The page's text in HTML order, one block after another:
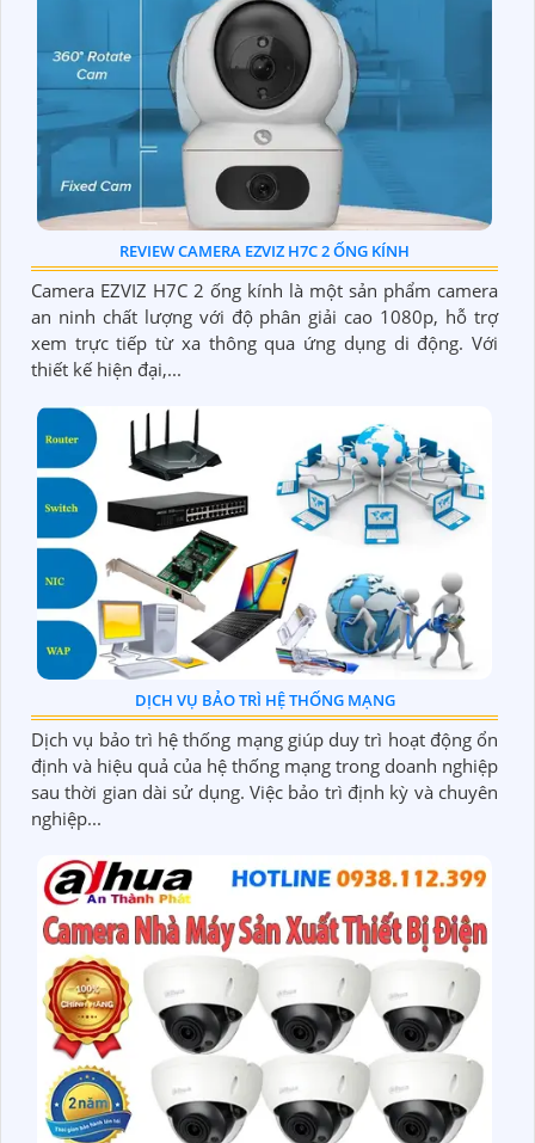
REVIEW CAMERA EZVIZ H7C 2 ỐNG KÍNH
Camera EZVIZ H7C 2 ống kính là một sản phẩm camera
an ninh chất lượng với độ phân giải cao 1080p, hỗ trợ
xem trực tiếp từ xa thông qua ứng dụng di động. Với
thiết kế hiện đại,...
DỊCH VỤ BẢO TRÌ HỆ THỐNG MẠNG
Dịch vụ bảo trì hệ thống mạng giúp duy trì hoạt động ổn
định và hiệu quả của hệ thống mạng trong doanh nghiệp
sau thời gian dài sử dụng. Việc bảo trì định kỳ và chuyên
nghiệp...